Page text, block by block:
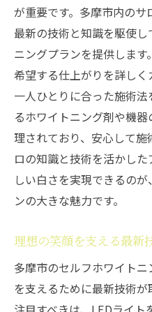
が重要です。多摩市内の
最新の技術と知識を駆使
ニングプランを提供しま
希望する仕上がりを詳しく
一人ひとりに合った施術
るホワイトニング剤や機
理されており、安心して
ロの知識と技術を活かし
しい白さを実現できるの
ンの大きな魅力です。
理想の笑顔を支える最新
多摩市のセルフホワイト
を支えるために最新技術